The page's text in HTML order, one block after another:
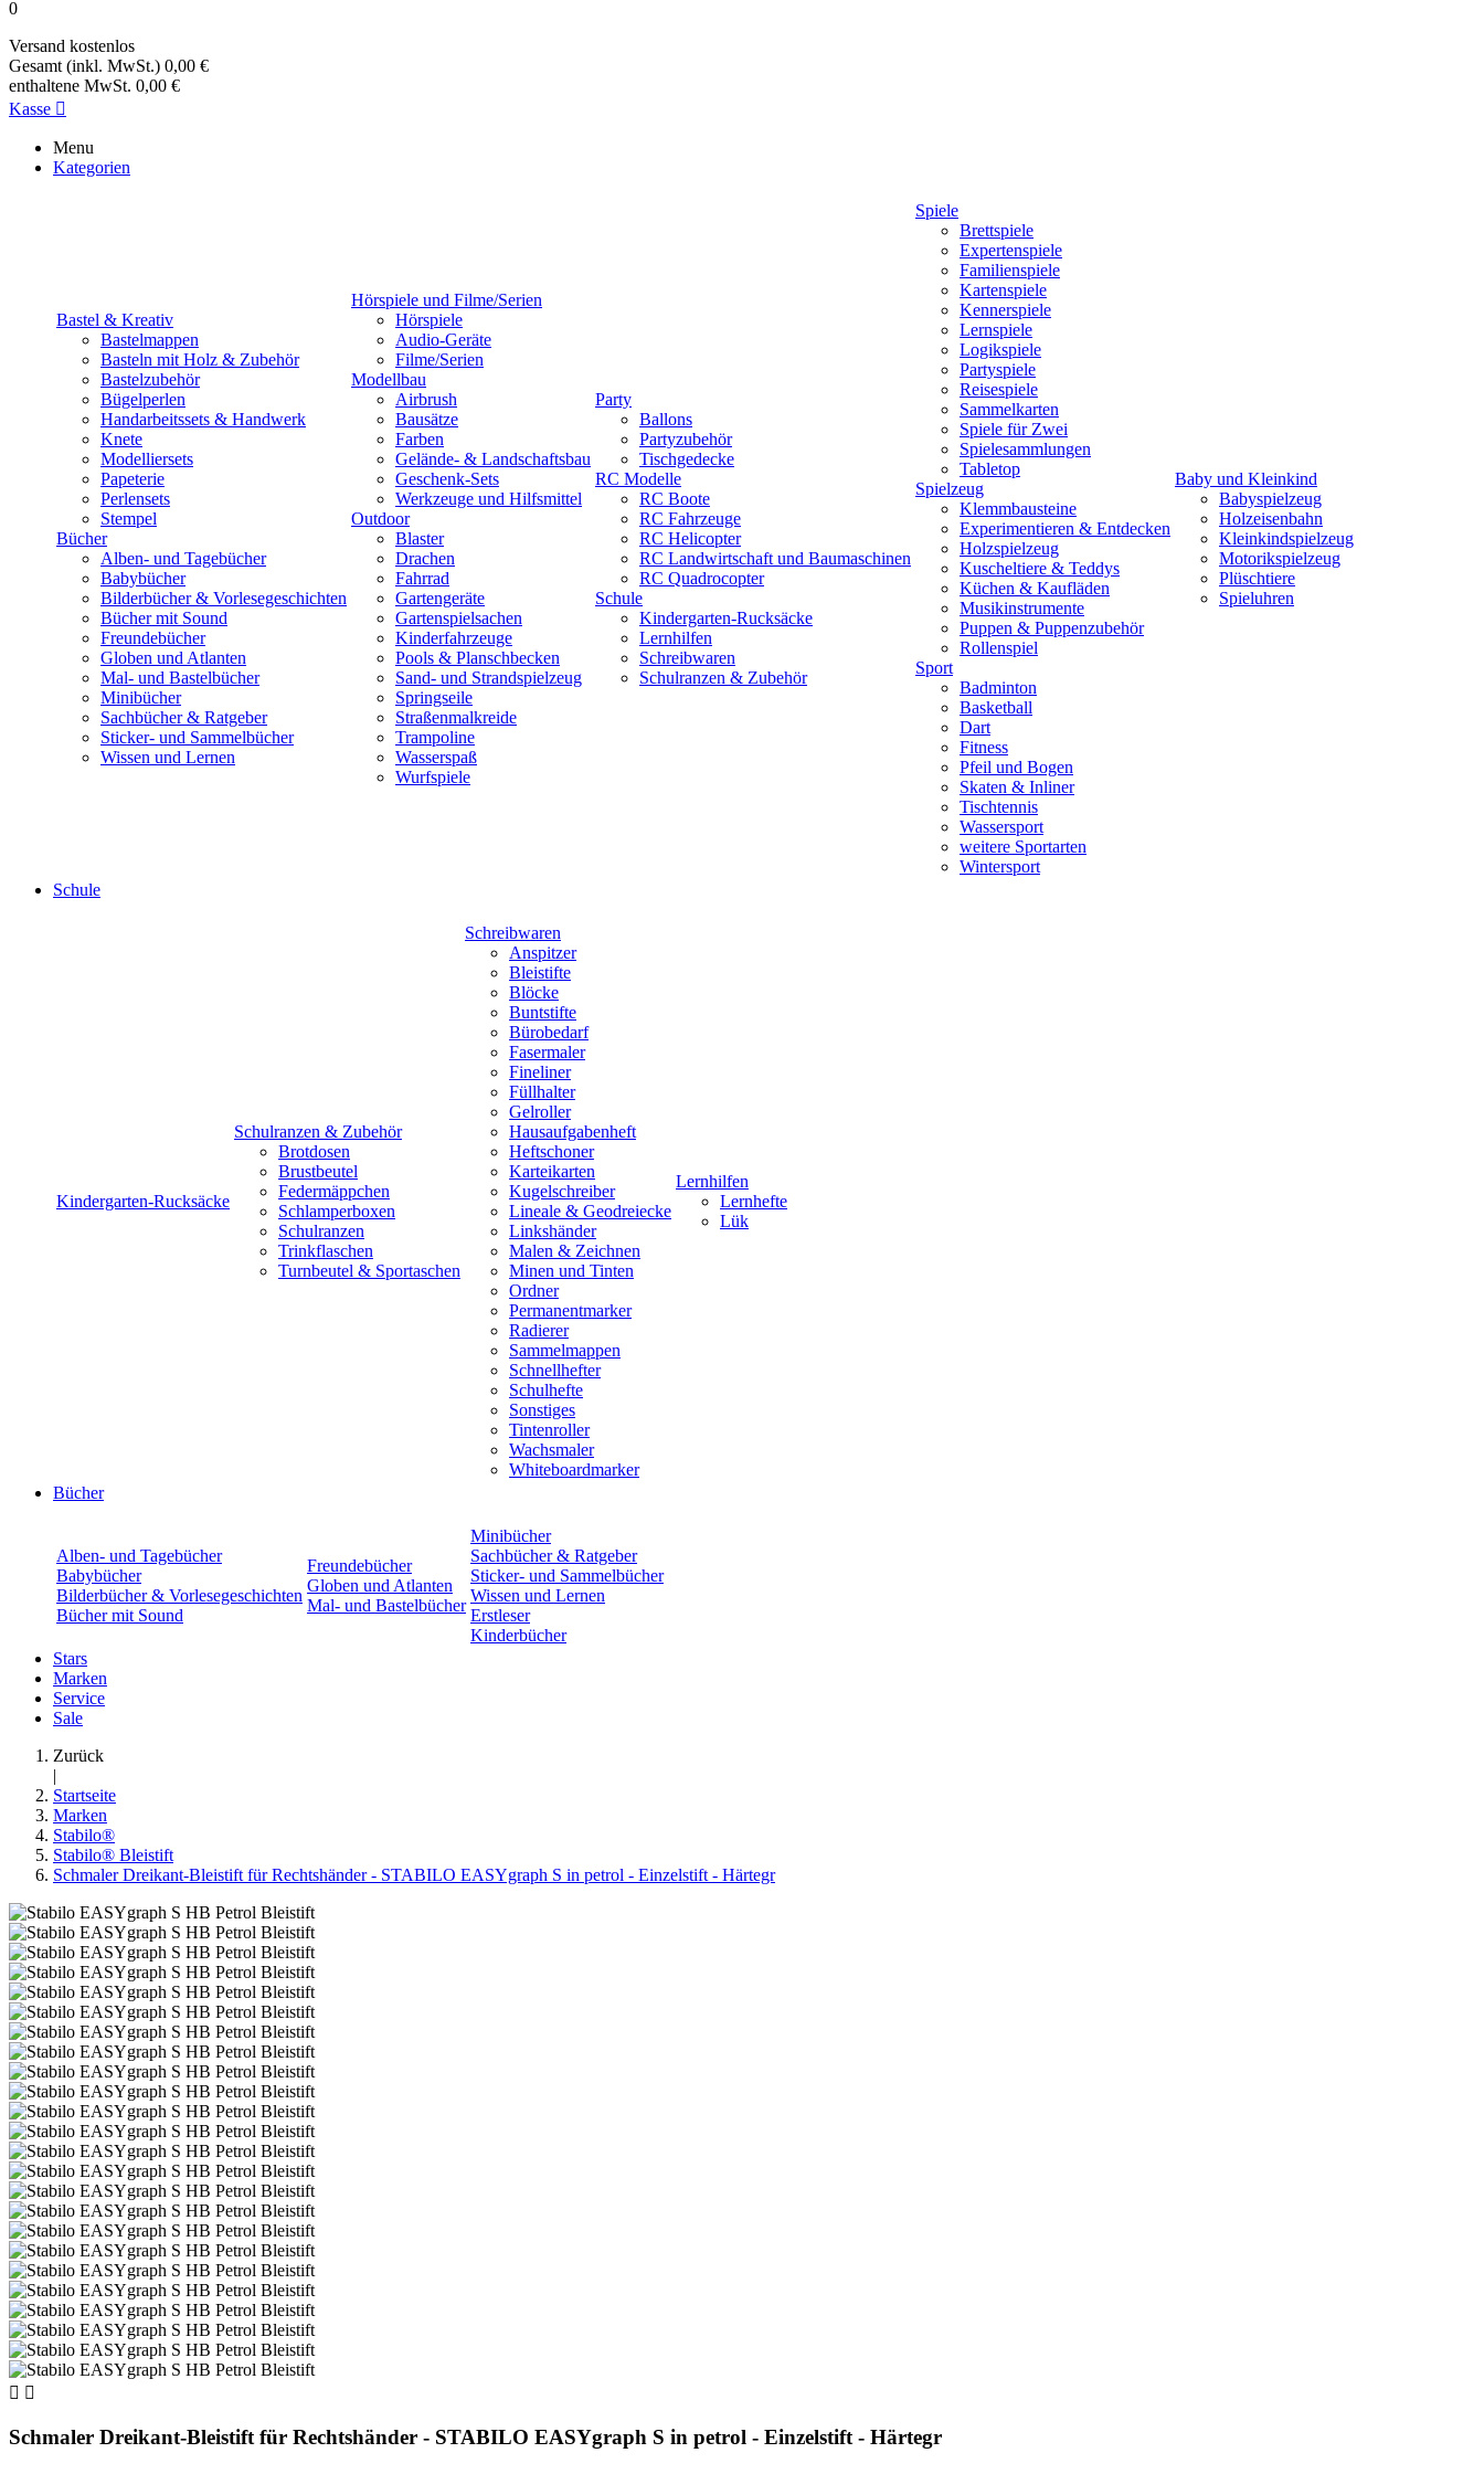
0
Versand kostenlos
Gesamt (inkl. MwSt.) 0,00 €
enthaltene MwSt. 0,00 €
Kasse 
Menu
Kategorien
Bastel & Kreativ
Bastelmappen
Basteln mit Holz & Zubehör
Bastelzubehör
Bügelperlen
Handarbeitssets & Handwerk
Knete
Modelliersets
Papeterie
Perlensets
Stempel
Bücher
Alben- und Tagebücher
Babybücher
Bilderbücher & Vorlesegeschichten
Bücher mit Sound
Freundebücher
Globen und Atlanten
Mal- und Bastelbücher
Minibücher
Sachbücher & Ratgeber
Sticker- und Sammelbücher
Wissen und Lernen
Hörspiele und Filme/Serien
Hörspiele
Audio-Geräte
Filme/Serien
Modellbau
Airbrush
Bausätze
Farben
Gelände- & Landschaftsbau
Geschenk-Sets
Werkzeuge und Hilfsmittel
Outdoor
Blaster
Drachen
Fahrrad
Gartengeräte
Gartenspielsachen
Kinderfahrzeuge
Pools & Planschbecken
Sand- und Strandspielzeug
Springseile
Straßenmalkreide
Trampoline
Wasserspaß
Wurfspiele
Party
Ballons
Partyzubehör
Tischgedecke
RC Modelle
RC Boote
RC Fahrzeuge
RC Helicopter
RC Landwirtschaft und Baumaschinen
RC Quadrocopter
Schule
Kindergarten-Rucksäcke
Lernhilfen
Schreibwaren
Schulranzen & Zubehör
Spiele
Brettspiele
Expertenspiele
Familienspiele
Kartenspiele
Kennerspiele
Lernspiele
Logikspiele
Partyspiele
Reisespiele
Sammelkarten
Spiele für Zwei
Spielesammlungen
Tabletop
Spielzeug
Klemmbausteine
Experimentieren & Entdecken
Holzspielzeug
Kuscheltiere & Teddys
Küchen & Kaufläden
Musikinstrumente
Puppen & Puppenzubehör
Rollenspiel
Sport
Badminton
Basketball
Dart
Fitness
Pfeil und Bogen
Skaten & Inliner
Tischtennis
Wassersport
weitere Sportarten
Wintersport
Baby und Kleinkind
Babyspielzeug
Holzeisenbahn
Kleinkindspielzeug
Motorikspielzeug
Plüschtiere
Spieluhren
Schule
Kindergarten-Rucksäcke
Schulranzen & Zubehör
Brotdosen
Brustbeutel
Federmäppchen
Schlamperboxen
Schulranzen
Trinkflaschen
Turnbeutel & Sportaschen
Schreibwaren
Anspitzer
Bleistifte
Blöcke
Buntstifte
Bürobedarf
Fasermaler
Fineliner
Füllhalter
Gelroller
Hausaufgabenheft
Heftschoner
Karteikarten
Kugelschreiber
Lineale & Geodreiecke
Linkshänder
Malen & Zeichnen
Minen und Tinten
Ordner
Permanentmarker
Radierer
Sammelmappen
Schnellhefter
Schulhefte
Sonstiges
Tintenroller
Wachsmaler
Whiteboardmarker
Lernhilfen
Lernhefte
Lük
Bücher
Alben- und Tagebücher
Babybücher
Bilderbücher & Vorlesegeschichten
Bücher mit Sound
Freundebücher
Globen und Atlanten
Mal- und Bastelbücher
Minibücher
Sachbücher & Ratgeber
Sticker- und Sammelbücher
Wissen und Lernen
Erstleser
Kinderbücher
Stars
Marken
Service
Sale
Zurück
|
Startseite
Marken
Stabilo®
Stabilo® Bleistift
Schmaler Dreikant-Bleistift für Rechtshänder - STABILO EASYgraph S in petrol - Einzelstift - Härtegr
 
Schmaler Dreikant-Bleistift für Rechtshänder - STABILO EASYgraph S in petrol - Einzelstift - Härtegr